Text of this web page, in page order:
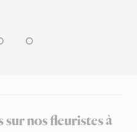
nos fleuristes à